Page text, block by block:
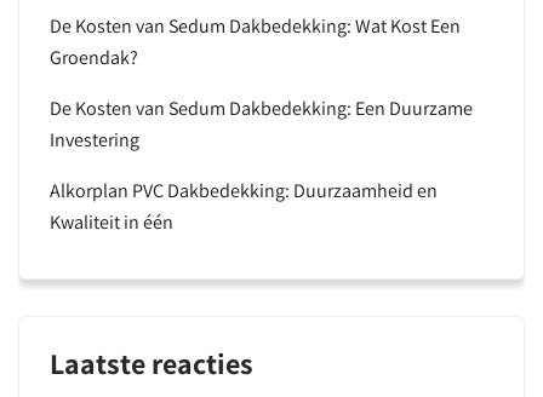
De Kosten van Sedum Dakbedekking: Wat Kost Een
Groendak?
De Kosten van Sedum Dakbedekking: Een Duurzame
Investering
Alkorplan PVC Dakbedekking: Duurzaamheid en
Kwaliteit in één
Laatste reacties